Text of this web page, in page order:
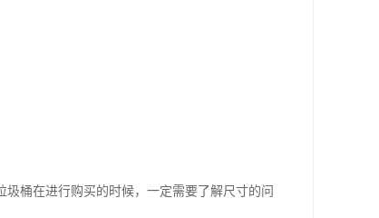
桶在进行购买的时候，一定需要了解尺寸的问